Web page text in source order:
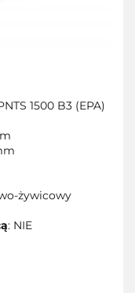
1500 B3 (EPA)
żywicowy
: NIE